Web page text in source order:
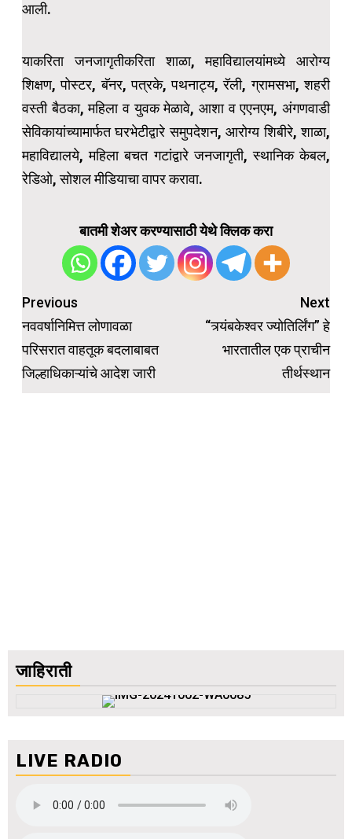
आली.
याकरिता जनजागृतीकरिता शाळा, महाविद्यालयांमध्ये आरोग्य
शिक्षण, पोस्टर, बॅनर, पत्रके, पथनाट्य, रॅली, ग्रामसभा, शहरी
वस्ती बैठका, महिला व युवक मेळावे, आशा व एएनएम, अंगणवाडी
सेविकायांच्यामार्फत घरभेटीद्वारे समुपदेशन, आरोग्य शिबीरे, शाळा,
महाविद्यालये, महिला बचत गटांद्वारे जनजागृती, स्थानिक केबल,
रेडिओ, सोशल मीडियाचा वापर करावा.
बातमी शेअर करण्यासाठी येथे क्लिक करा
Post
navigation
Previous
नववर्षानिमित्त लोणावळा
परिसरात वाहतूक बदलाबाबत
जिल्हाधिकाऱ्यांचे आदेश जारी
Next
“त्र्यंबकेश्वर ज्योतिर्लिंग” हे
भारतातील एक प्राचीन
तीर्थस्थान
जाहिराती
LIVE RADIO